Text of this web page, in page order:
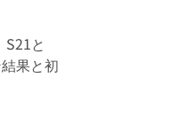
と
果と初